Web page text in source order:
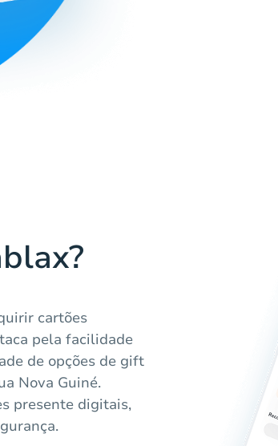
cartões
pela facilidade
de opções de gift
Nova Guiné.
presente digitais,